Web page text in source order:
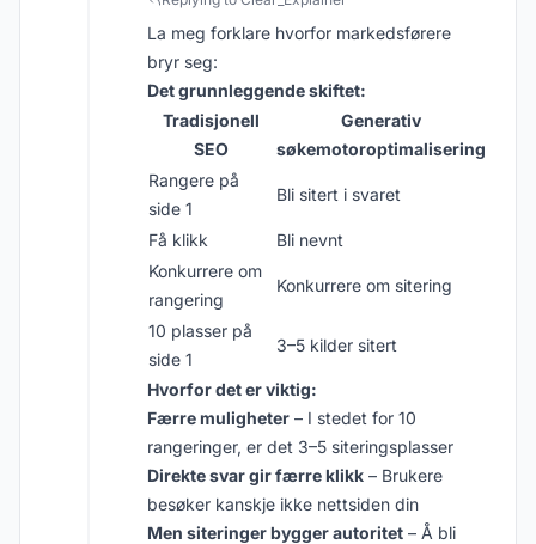
La meg forklare hvorfor markedsførere
bryr seg:
Det grunnleggende skiftet:
Tradisjonell
SEO
Generativ
søkemotoroptimalisering
Rangere på
side 1
Bli sitert i svaret
Få klikk
Bli nevnt
Konkurrere om
rangering
Konkurrere om sitering
10 plasser på
side 1
3–5 kilder sitert
Hvorfor det er viktig:
Færre muligheter – I stedet for 10
rangeringer, er det 3–5 siteringsplasser
Direkte svar gir færre klikk – Brukere
besøker kanskje ikke nettsiden din
Men siteringer bygger autoritet – Å bli